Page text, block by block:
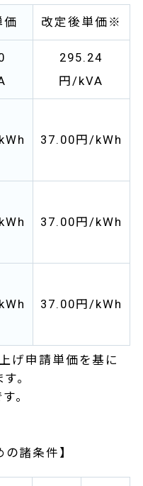
価 改定後単価※
295.24
円/kVA
37.00円/kWh
37.00円/kWh
37.00円/kWh
げ申請単価を基に
。
。
諸条件】